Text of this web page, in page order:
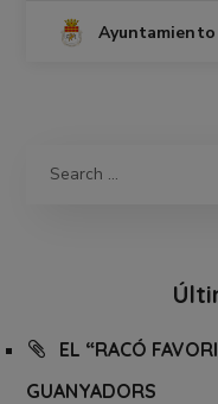
Ayuntamiento
EL “RACÓ
GUANYADORS